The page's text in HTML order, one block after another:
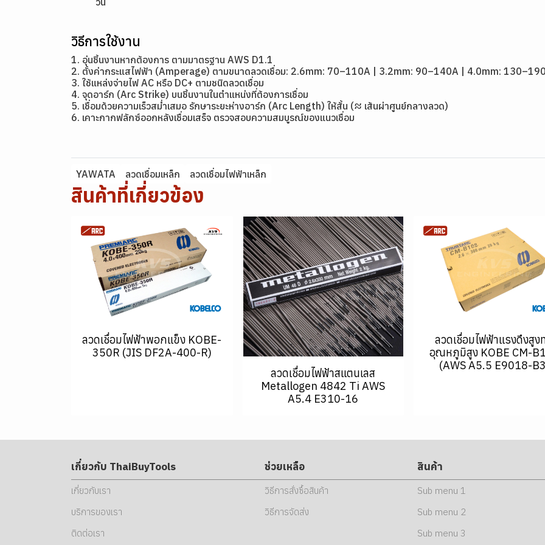
วิธีการใช้งาน
1. อุ่นชิ้นงานหากต้องการ ตามมาตรฐาน AWS D1.1
2. ตั้งค่ากระแสไฟฟ้า (Amperage) ตามขนาดลวดเชื่อม: 2.6mm: 70–110A | 3.2mm: 90–140A | 4.0mm:
3. ใช้แหล่งจ่ายไฟ AC หรือ DC+ ตามชนิดลวดเชื่อม
4. จุดอาร์ก (Arc Strike) บนชิ้นงานในตำแหน่งที่ต้องการเชื่อม
5. เชื่อมด้วยความเร็วสม่ำเสมอ รักษาระยะห่างอาร์ก (Arc Length) ให้สั้น (≈ เส้นผ่าศูนย์กลางลวด)
6. เคาะกากฟลักซ์ออกหลังเชื่อมเสร็จ ตรวจสอบความสมบูรณ์ของแนวเชื่อม
YAWATA ลวดเชื่อมเหล็ก ลวดเชื่อมไฟฟ้าเหล็ก
สินค้าที่เกี่ยวข้อง
ลวดเชื่อมไฟฟ้าพอกแข็ง KOBE-
350R (JIS DF2A-400-R)
ลวดเชื่อมไฟฟ้าสแตนเลส
Metallogen 4842 Ti AWS
A5.4 E310-16
ลวดเชื่อมไฟฟ้าแรงดึงสูง
อุณหภูมิสูง KOBE CM-
(AWS A5.5 E9018-
เกี่ยวกับ ThaiBuyTools
เกี่ยวกับเรา
บริการของเรา
ติดต่อเรา
ช่วยเหลือ
วิธีการสั่งซื้อสินค้า
วิธีการจัดส่ง
สินค้า
Sub menu 1
Sub menu 2
Sub menu 3